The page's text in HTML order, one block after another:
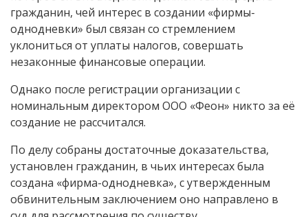
гражданин, чей интерес в создании «фирмы-
однодневки» был связан со стремлением
уклониться от уплаты налогов, совершать
незаконные финансовые операции.
Однако после регистрации организации с
номинальным директором ООО «Феон» никто за её
создание не рассчитался.
По делу собраны достаточные доказательства,
установлен гражданин, в чьих интересах была
создана «фирма-однодневка», с утвержденным
обвинительным заключением оно направлено в